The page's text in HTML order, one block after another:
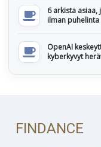
6 arkista
ilman puhelinta
OpenAI
kyberkyvyt
FINDANCE